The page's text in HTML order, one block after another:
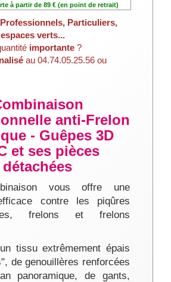
à partir de 89 € (en point de retrait)
Particuliers,
verts...
importante ?
au 04.74.05.25.56 ou
anti-Frelon
- Guêpes 3D
et ses pièces
détachées
vous offre une
contre les piqûres
frelons et frelons
tissu extrêmement épais
de genouillères renforcées
panoramique, de gants,